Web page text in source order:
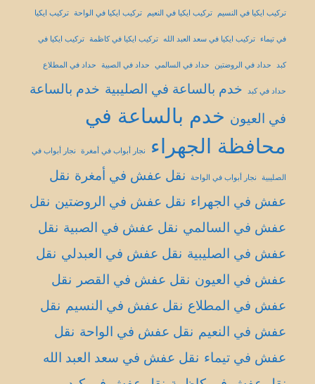
تركيب ايكيا في النسيم تركيب ايكيا في النعيم تركيب ايكيا في الواحة تركيب ايكيا
في تيماء تركيب ايكيا في سعد العبد الله تركيب ايكيا في كاظمة تركيب ايكيا في
كبد حداد في الروضتين حداد في السالمي حداد في الصبية حداد في المطلاع
حداد في كبد خدم بالساعة في الصليبية خدم بالساعة
في العيون خدم بالساعة في
محافظة الجهراء
نجار أبواب في أمغرة نجار أبواب في
الصليبية نجار أبواب في الواحة نقل عفش في أمغرة نقل
عفش في الجهراء نقل عفش في الروضتين نقل
عفش في السالمي نقل عفش في الصبية نقل
عفش في الصليبية نقل عفش في العبدلي نقل
عفش في العيون نقل عفش في القصر
نقل
عفش في المطلاع نقل عفش في النسيم نقل
عفش في النعيم نقل عفش في الواحة نقل
عفش في تيماء نقل عفش في سعد العبد الله